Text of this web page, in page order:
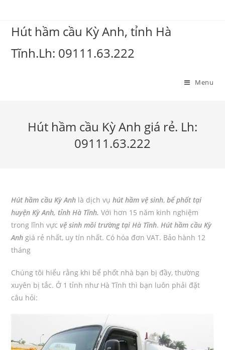
Hút hầm cầu Kỳ Anh, tỉnh Hà
Tĩnh.Lh: 09111.63.222
Menu
Hút hầm cầu Kỳ Anh giá rẻ. Lh:
09111.63.222
Hút hầm cầu Kỳ Anh là dịch vụ hút hầm vệ sinh,bể phốt tại
huyện Kỳ Anh, tỉnh Hà Tĩnh. Với hơn 15 năm kinh nghiệm
trong lĩnh vực vệ sinh môi trường tại Hà Tĩnh.Hút hầm cầu Kỳ
Anh giá rẻ nhất, uy tín nhất. Có hóa đơn VAT. Bảo hành 12
tháng
Chúng tôi hiểu rằng khi bể phốt nhà bạn bị đầy, thường
xuyên bị tắc. Ở 1 tỉnh như Hà Tĩnh thì bạn luôn phải đặt
câu hỏi: